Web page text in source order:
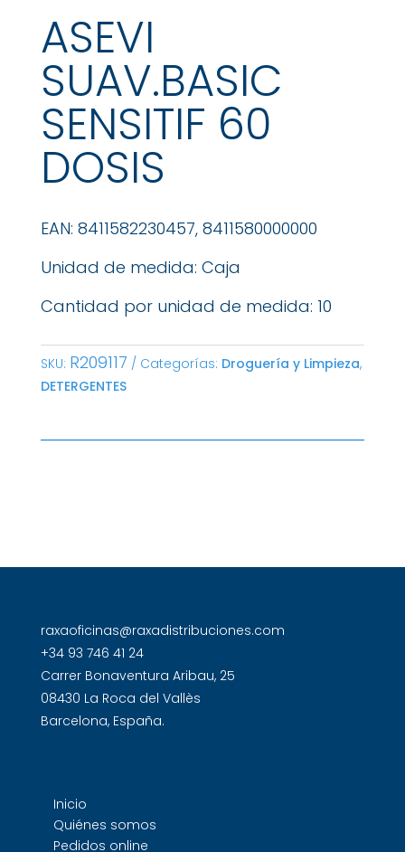
ASEVI
SUAV.BASIC
SENSITIF 60
DOSIS
EAN: 8411582230457, 8411580000000
Unidad de medida: Caja
Cantidad por unidad de medida: 10
SKU: R209117 Categorías: Droguería y Limpieza,
DETERGENTES
raxaoficinas@raxadistribuciones.com
+34 93 746 41 24
Carrer Bonaventura Aribau, 25
08430 La Roca del Vallès
Barcelona, España.
Inicio
Quiénes somos
Pedidos online